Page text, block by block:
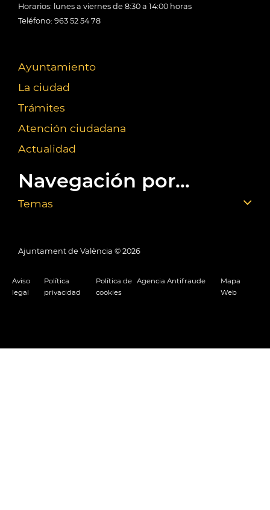
Horarios: lunes a viernes de 8:30 a 14:00 horas
Teléfono: 963 52 54 78
Ayuntamiento
La ciudad
Trámites
Atención ciudadana
Actualidad
Navegación por...
Temas
Ajuntament de València © 2026
Aviso
legal
Política
privacidad
Política de
cookies
Agencia Antifraude
Mapa
Web